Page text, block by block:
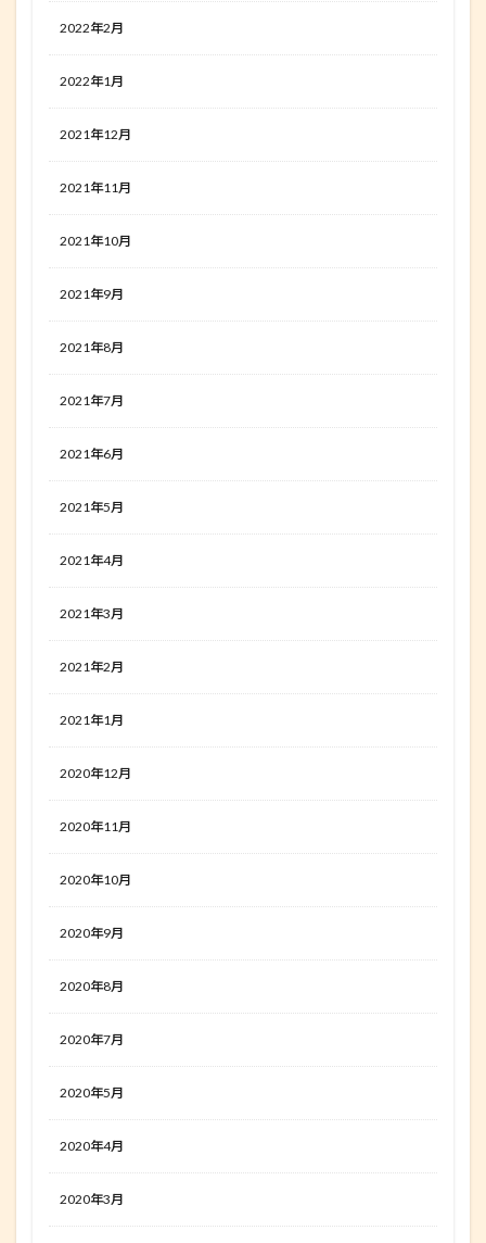
2022年2月
2022年1月
2021年12月
2021年11月
2021年10月
2021年9月
2021年8月
2021年7月
2021年6月
2021年5月
2021年4月
2021年3月
2021年2月
2021年1月
2020年12月
2020年11月
2020年10月
2020年9月
2020年8月
2020年7月
2020年5月
2020年4月
2020年3月